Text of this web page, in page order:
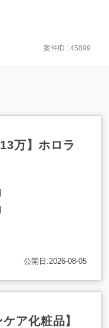
案件ID : 45899
万】ホロラ
公開日:2026-08-05
ア化粧品】